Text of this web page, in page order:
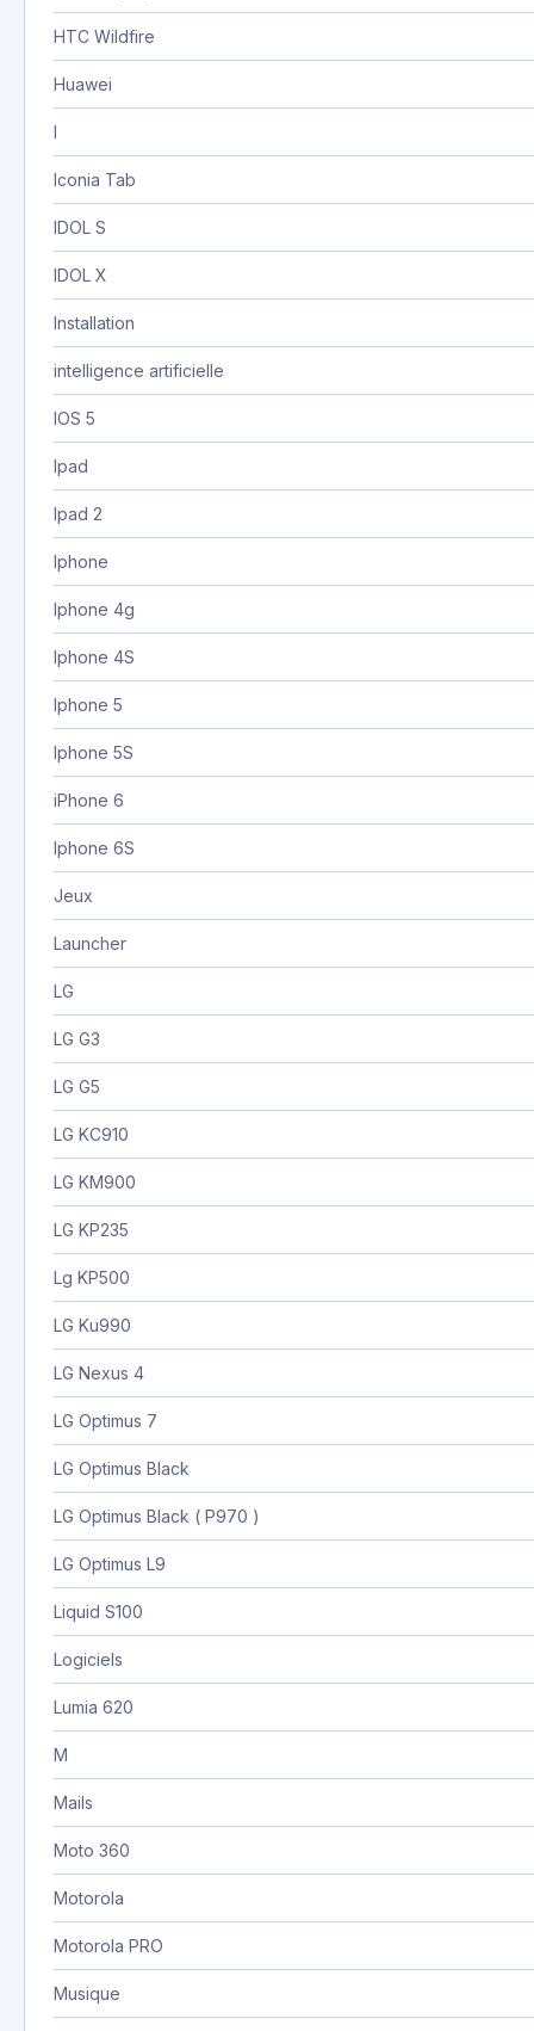
HTC Wildfire
Huawei
I
Iconia Tab
IDOL S
IDOL X
Installation
intelligence artificielle
IOS 5
Ipad
Ipad 2
Iphone
Iphone 4g
Iphone 4S
Iphone 5
Iphone 5S
iPhone 6
Iphone 6S
Jeux
Launcher
LG
LG G3
LG G5
LG KC910
LG KM900
LG KP235
Lg KP500
LG Ku990
LG Nexus 4
LG Optimus 7
LG Optimus Black
LG Optimus Black ( P970 )
LG Optimus L9
Liquid S100
Logiciels
Lumia 620
M
Mails
Moto 360
Motorola
Motorola PRO
Musique